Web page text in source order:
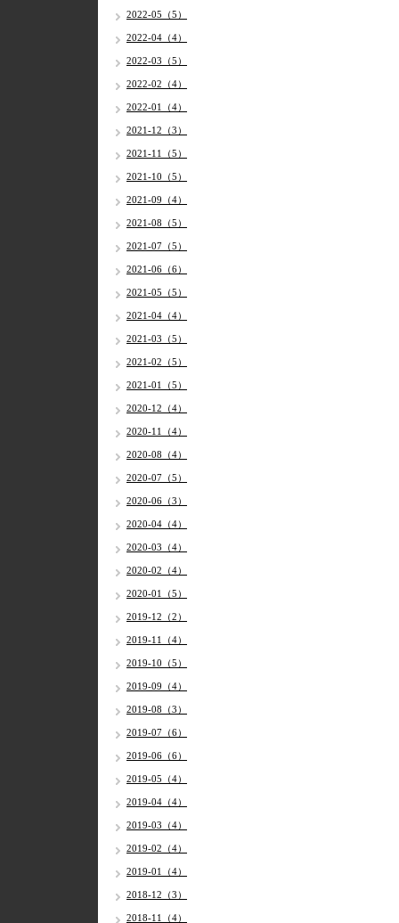
2022-05（5）
2022-04（4）
2022-03（5）
2022-02（4）
2022-01（4）
2021-12（3）
2021-11（5）
2021-10（5）
2021-09（4）
2021-08（5）
2021-07（5）
2021-06（6）
2021-05（5）
2021-04（4）
2021-03（5）
2021-02（5）
2021-01（5）
2020-12（4）
2020-11（4）
2020-08（4）
2020-07（5）
2020-06（3）
2020-04（4）
2020-03（4）
2020-02（4）
2020-01（5）
2019-12（2）
2019-11（4）
2019-10（5）
2019-09（4）
2019-08（3）
2019-07（6）
2019-06（6）
2019-05（4）
2019-04（4）
2019-03（4）
2019-02（4）
2019-01（4）
2018-12（3）
2018-11（4）